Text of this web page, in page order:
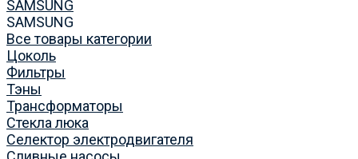
SAMSUNG
SAMSUNG
Все товары категории
Цоколь
Фильтры
Тэны
Трансформаторы
Стекла люка
Селектор электродвигателя